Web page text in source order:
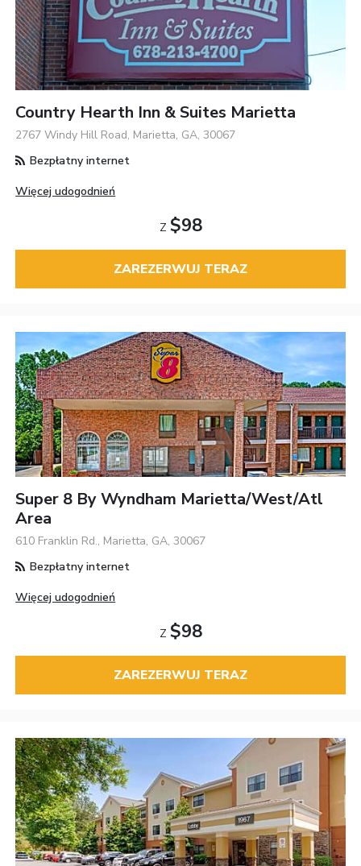
Country Hearth Inn & Suites Marietta
2767 Windy Hill Road, Marietta, GA, 30067
Bezpłatny internet
Więcej udogodnień
Z $98
ZAREZERWUJ TERAZ
Super 8 By Wyndham Marietta/West/Atl
Area
610 Franklin Rd., Marietta, GA, 30067
Bezpłatny internet
Więcej udogodnień
Z $98
ZAREZERWUJ TERAZ